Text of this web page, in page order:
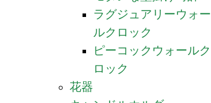
ラグジュアリーウォー
ルクロック
ピーコックウォールク
ロック
花器